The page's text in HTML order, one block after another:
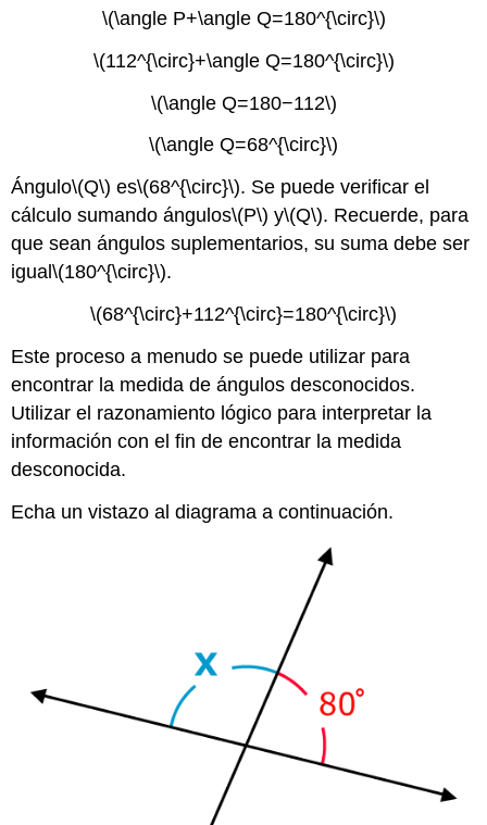
\(\angle P+\angle Q=180^{\circ}\)
\(112^{\circ}+\angle Q=180^{\circ}\)
\(\angle Q=180−112\)
\(\angle Q=68^{\circ}\)
Ángulo\(Q\) es\(68^{\circ}\). Se puede verificar el
cálculo sumando ángulos\(P\) y\(Q\). Recuerde, para
que sean ángulos suplementarios, su suma debe ser
igual\(180^{\circ}\).
\(68^{\circ}+112^{\circ}=180^{\circ}\)
Este proceso a menudo se puede utilizar para
encontrar la medida de ángulos desconocidos.
Utilizar el razonamiento lógico para interpretar la
información con el fin de encontrar la medida
desconocida.
Echa un vistazo al diagrama a continuación.